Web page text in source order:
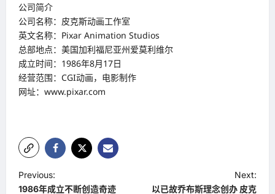
公司简介
公司名称：皮克斯动画工作室
英文名称：Pixar Animation Studios
总部地点：美国加利福尼亚州爱莫利维尔
成立时间：1986年8月17日
经营范围：CGI动画，电影制作
网址：www.pixar.com
P
Previous:
1986年成立不断创造奇迹
Next:
以已故乔布斯理念创办 皮克